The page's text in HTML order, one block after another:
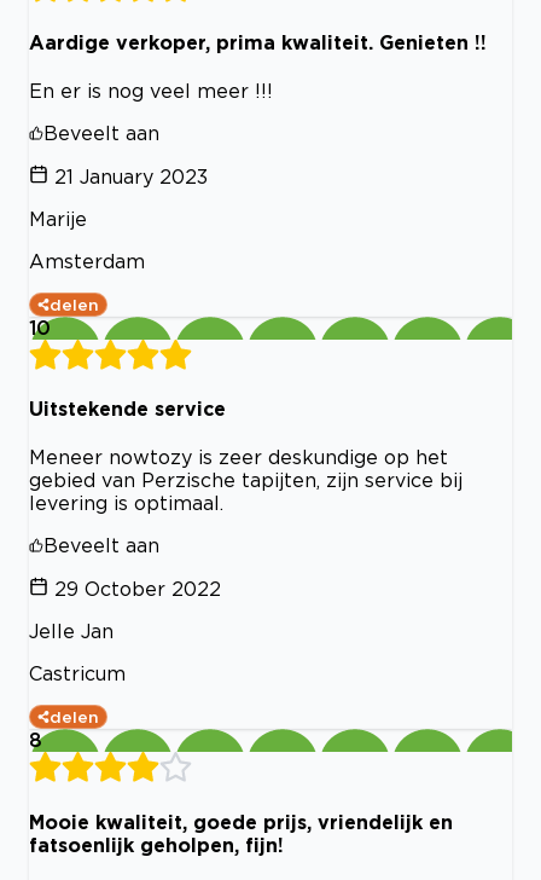
Aardige verkoper, prima kwaliteit. Genieten !!
En er is nog veel meer !!!
Beveelt aan
21 January 2023
Marije
Amsterdam
delen
10
Uitstekende service
Meneer nowtozy is zeer deskundige op het
gebied van Perzische tapijten, zijn service bij
levering is optimaal.
Beveelt aan
29 October 2022
Jelle Jan
Castricum
delen
8
Mooie kwaliteit, goede prijs, vriendelijk en
fatsoenlijk geholpen, fijn!